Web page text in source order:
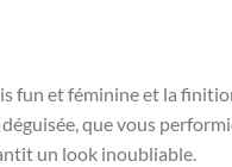
fun et féminine et la
que vous
un look inoubliable.